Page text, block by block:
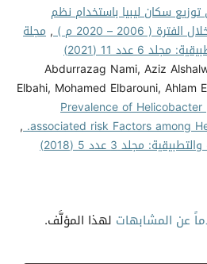
توزيع سكان ليبيا باستخدام نظم
( 2006 – 2020 م )
, مجلة
6 عدد 11 (2021)
Abdurrazag Nami, Aziz
Elbahi, Mohamed Elbarouni, Ahlam
Prevalence of
associated risk Factors among
,
مجلد 3 عدد 5 (2018)
عن المشابهات لهذا المؤلَّف.